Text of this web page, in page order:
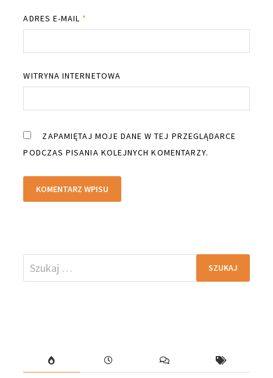
ADRES E-MAIL *
WITRYNA INTERNETOWA
ZAPAMIĘTAJ MOJE DANE W TEJ PRZEGLĄDARCE
PODCZAS PISANIA KOLEJNYCH KOMENTARZY.
Szukaj: